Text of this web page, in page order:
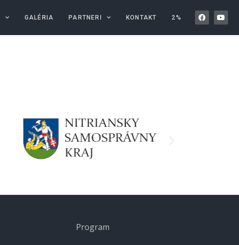
GALÉRIA PARTNERI KONTAKT 2%
Program